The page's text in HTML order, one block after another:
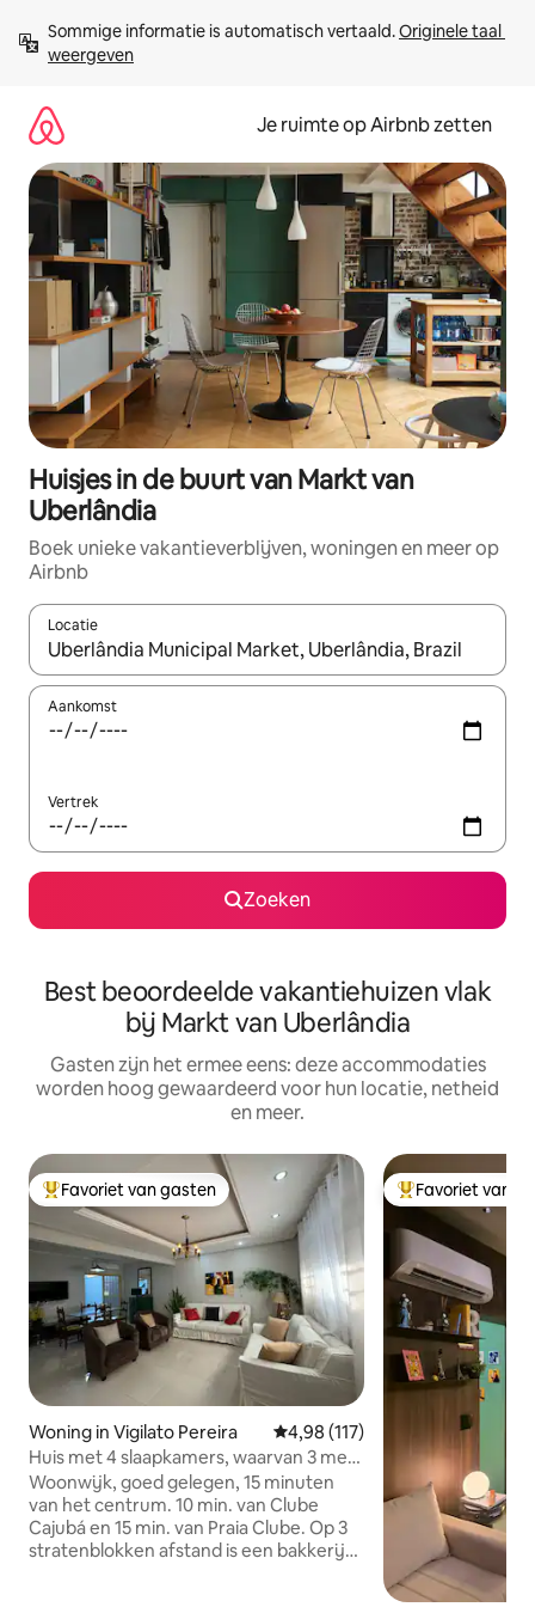
direct
naar
Sommige informatie is automatisch vertaald. Originele taal
weergeven
Je ruimte op Airbnb zetten
Huisjes in de buurt van Markt van
Uberlândia
Boek unieke vakantieverblijven, woningen en meer op
Airbnb
Locatie
Wanneer er suggesties beschikbaar zijn, maak je een keuze
Aankomst
Vertrek
Zoeken
Best beoordeelde vakantiehuizen vlak
bij Markt van Uberlândia
Gasten zijn het ermee eens: deze accommodaties
worden hoog gewaardeerd voor hun locatie, netheid
en meer.
Topfavoriet van gasten
Favoriet van gasten
Woning in Vigilato Pereira Gemiddelde beoordeling van
4,98 (117)
Huis met 4 slaapkamers, waarvan 3 met
airconditioning.
Woonwijk, goed gelegen, 15 minuten
van het centrum. 10 min. van Clube
Cajubá en 15 min. van Praia Clube. Op 3
stratenblokken afstand is een bakkerij
Topfavoriet van
Favoriet van